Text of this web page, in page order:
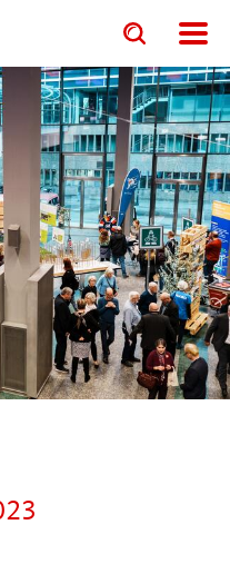
Toggle
search
input
form
Toggle
search
input